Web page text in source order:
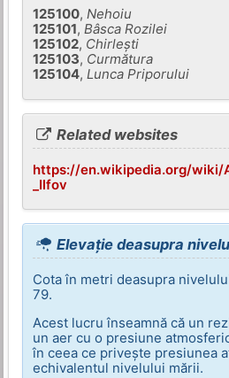
125100,Nehoiu
125101,Bâsca Rozilei
125102, Chirleşti
125103, Curmătura
125104,Lunca Priporului
Related websites
https://en.wikipedia.org/wiki/
_Ilfov
Elevație deasupra
Cota în metri deasupra
79.
Acest lucru înseamnă că un
un aer cu o presiune
în ceea ce privește presiunea
echivalentul nivelului mării.